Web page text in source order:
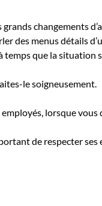
changements
des menus détails
temps que la situation
le soigneusement.
lorsque
de respecter ses